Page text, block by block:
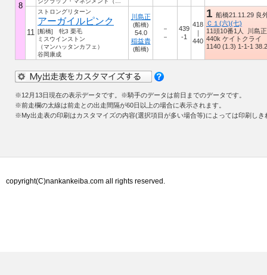
8
11
ストロングリターン
アーガイルピンク
[船橋] 牝3 栗毛
ミスウインストン
（マンハッタンカフェ）
谷岡康成
川島正
(船橋)
54.0
稲益貴
(船橋)
－
－
439
-1
418
｜
440
1 船橋21.11.29 良
Ｃ１(六)(七)
11頭10番1人 川島
440k ケイトクライ
1140 (1.3) 1-1-1
※12月13日現在の表示データです。※騎手のデータは前日までのデータです。
※前走欄の太線は前走との出走間隔が60日以上の場合に表示されます。
※My出走表の印刷はカスタマイズの内容(選択項目が多い場合等)によっては印刷しき
copyright(C)nankankeiba.com all rights reserved.